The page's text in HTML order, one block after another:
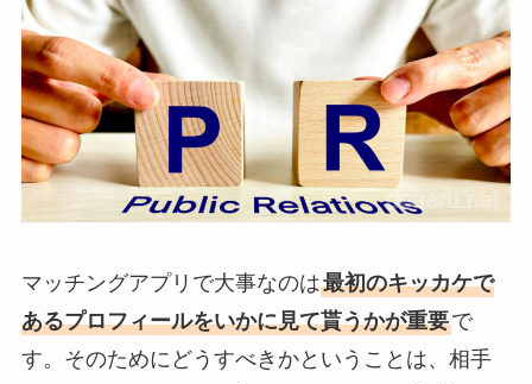
マッチングアプリで大事なのは最初のキッカケで
あるプロフィールをいかに見て貰うかが重要で
す。そのためにどうすべきかということは、相手